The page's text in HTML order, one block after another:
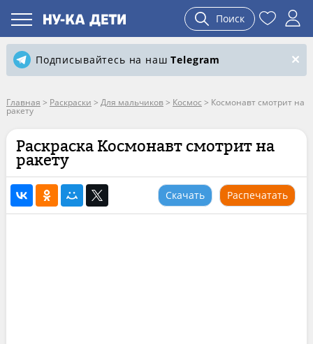
Поиск
Подписывайтесь на нашTelegram
Главная > Раскраски > Для мальчиков> Космос > Космонавт смотрит на
ракету
Раскраска Космонавт смотрит на
ракету
Скачать Распечатать